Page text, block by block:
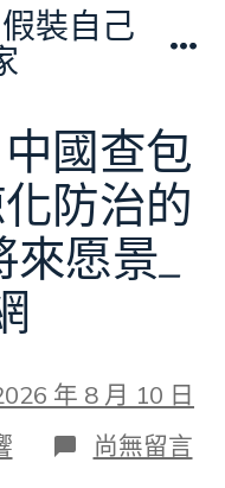
裝自己
國查包
防治的
來愿景_
年 8 月 10 日
在
〈年
尚無留言